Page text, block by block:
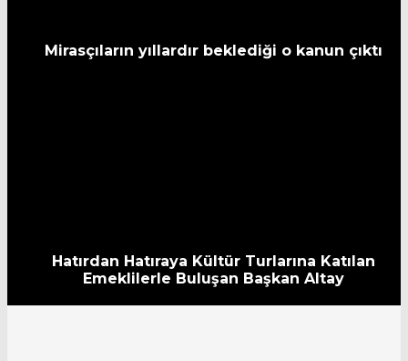
Mirasçıların yıllardır beklediği o kanun çıktı
Hatırdan Hatıraya Kültür Turlarına Katılan
Emeklilerle Buluşan Başkan Altay